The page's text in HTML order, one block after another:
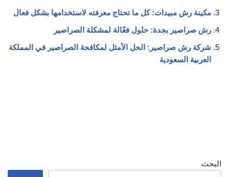
مكينة رش مبيدات: كل ما تحتاج معرفته لاستخدامها بشكل فعال
رش صراصير بجدة: حلول فعّالة لمشكلة الصراصير
شركة رش صراصير: الحل الأمثل لمكافحة الصراصير في المملكة
العربية السعودية
البحث